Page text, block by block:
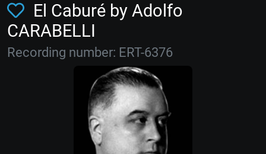
El Caburé by Adolfo
CARABELLI
Recording number: ERT-6376